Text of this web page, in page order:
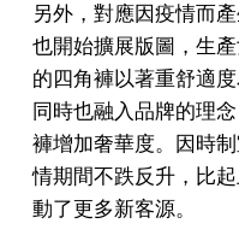
另外，對應因疫情而
也開始擴展版圖，生
的四角褲以著重舒適
同時也融入品牌的理
褲增加奢華度。因時
情期間不跌反升，比
動了更多新客源。